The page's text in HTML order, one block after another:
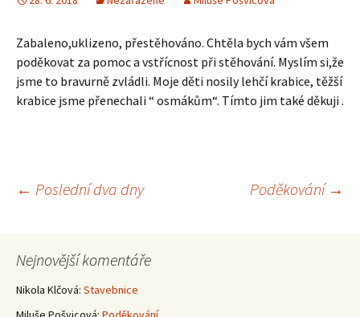
Zabaleno,uklizeno, přestěhováno. Chtěla bych vám všem
poděkovat za pomoc a vstřícnost při stěhování. Myslím si,že
jsme to bravurně zvládli. Moje děti nosily lehčí krabice, těžší
krabice jsme přenechali “ osmákům“. Tímto jim také děkuji .
Navigace
pro
příspěvky
← Poslední dva dny Poděkování →
Nejnovější komentáře
Nikola Klčová: Stavebnice